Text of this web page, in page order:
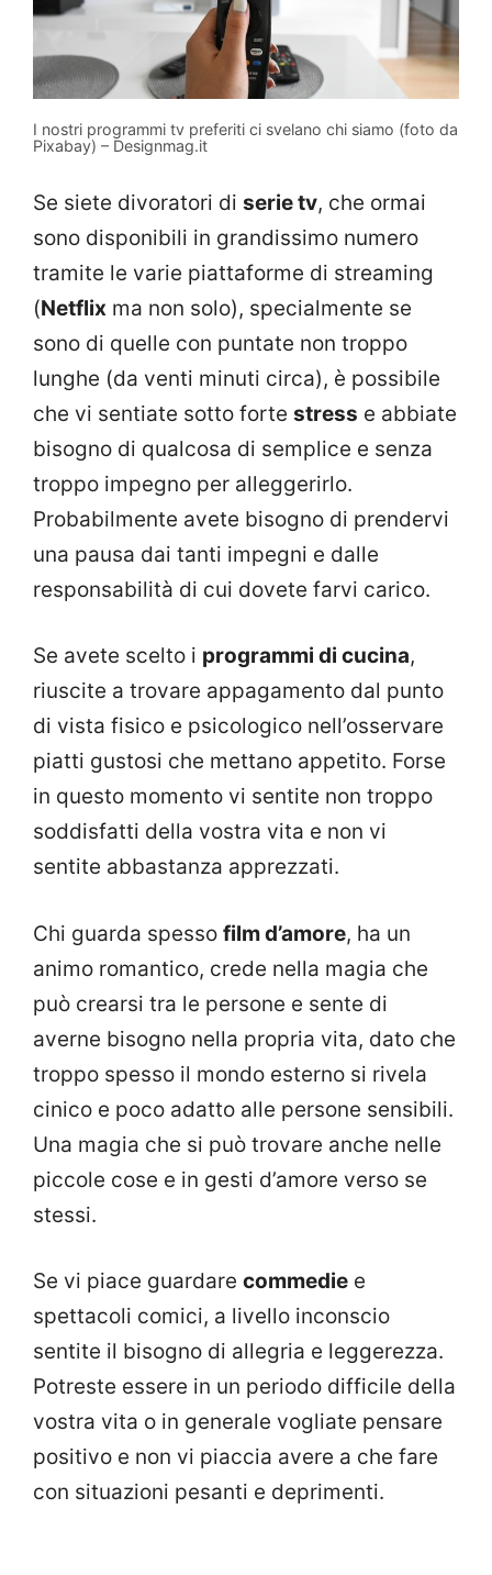
I nostri programmi tv preferiti ci svelano chi siamo (foto da
Pixabay) – Designmag.it
Se siete divoratori di serie tv, che ormai
sono disponibili in grandissimo numero
tramite le varie piattaforme di streaming
(Netflix ma non solo), specialmente se
sono di quelle con puntate non troppo
lunghe (da venti minuti circa), è possibile
che vi sentiate sotto forte stress e abbiate
bisogno di qualcosa di semplice e senza
troppo impegno per alleggerirlo.
Probabilmente avete bisogno di prendervi
una pausa dai tanti impegni e dalle
responsabilità di cui dovete farvi carico.
Se avete scelto i programmi di cucina,
riuscite a trovare appagamento dal punto
di vista fisico e psicologico nell’osservare
piatti gustosi che mettano appetito. Forse
in questo momento vi sentite non troppo
soddisfatti della vostra vita e non vi
sentite abbastanza apprezzati.
Chi guarda spesso film d’amore, ha un
animo romantico, crede nella magia che
può crearsi tra le persone e sente di
averne bisogno nella propria vita, dato che
troppo spesso il mondo esterno si rivela
cinico e poco adatto alle persone sensibili.
Una magia che si può trovare anche nelle
piccole cose e in gesti d’amore verso se
stessi.
Se vi piace guardare commedie e
spettacoli comici, a livello inconscio
sentite il bisogno di allegria e leggerezza.
Potreste essere in un periodo difficile della
vostra vita o in generale vogliate pensare
positivo e non vi piaccia avere a che fare
con situazioni pesanti e deprimenti.